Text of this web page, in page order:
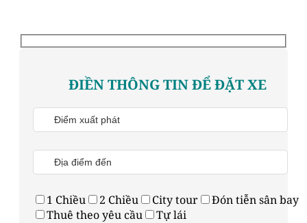
ĐIỀN THÔNG TIN ĐỂ ĐẶT XE
1 Chiều 2 Chiều City tour
Đón tiễn sân bay
Thuê theo yêu cầu
Tự lái